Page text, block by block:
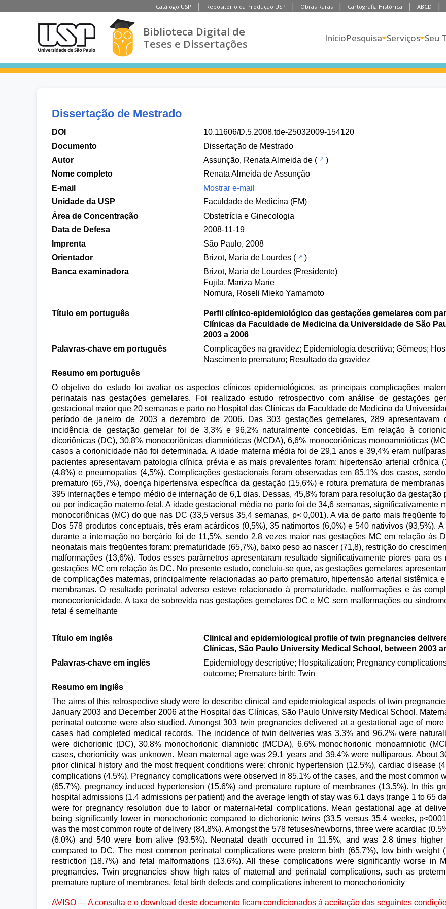
Catálogo USP Repositório da Produção USP Obras Raras Cartografia Histórica ABCD
Biblioteca Digital de
Teses e Dissertações
InícioPesquisa Serviços Seu
Dissertação de Mestrado
DOI
10.11606/D.5.2008.tde-25032009-154120
Documento
Dissertação de Mestrado
Autor
Assunção, Renata Almeida de (
)
Nome completo
Renata Almeida de Assunção
E-mail
Mostrar e-mail
Unidade da USP
Faculdade de Medicina (FM)
Área de Concentração
Obstetrícia e Ginecologia
Data de Defesa
2008-11-19
Imprenta
São Paulo, 2008
Orientador
Brizot, Maria de Lourdes (
)
Banca examinadora
Brizot, Maria de Lourdes (Presidente)
Fujita, Mariza Marie
Nomura, Roseli Mieko Yamamoto
Título em português
Perfil clínico-epidemiológico das gestações gemelares com
Clínicas da Faculdade de Medicina da Universidade de São
2003 a 2006
Palavras-chave em português
Complicações na gravidez; Epidemiologia descritiva; Gêmeos;
Nascimento prematuro; Resultado da gravidez
Resumo em português
O objetivo do estudo foi avaliar os aspectos clínicos epidemiológicos, as principais complicações
perinatais nas gestações gemelares. Foi realizado estudo retrospectivo com análise de gestações
gestacional maior que 20 semanas e parto no Hospital das Clínicas da Faculdade de Medicina da
período de janeiro de 2003 a dezembro de 2006. Das 303 gestações gemelares, 289 apresentavam
incidência de gestação gemelar foi de 3,3% e 96,2% naturalmente concebidas. Em relação à
dicoriônicas (DC), 30,8% monocoriônicas diamnióticas (MCDA), 6,6% monocoriônicas monoamnióticas
casos a corionicidade não foi determinada. A idade materna média foi de 29,1 anos e 39,4% eram
pacientes apresentavam patologia clínica prévia e as mais prevalentes foram: hipertensão arterial crônica
(4,8%) e pneumopatias (4,5%). Complicações gestacionais foram observadas em 85,1% dos casos,
prematuro (65,7%), doença hipertensiva específica da gestação (15,6%) e rotura prematura de
395 internações e tempo médio de internação de 6,1 dias. Dessas, 45,8% foram para resolução da gestação
ou por indicação materno-fetal. A idade gestacional média no parto foi de 34,6 semanas, significativamente
monocoriônicas (MC) do que nas DC (33,5 versus 35,4 semanas, p< 0,001). A via de parto mais freqüente
Dos 578 produtos conceptuais, três eram acárdicos (0,5%), 35 natimortos (6,0%) e 540 nativivos (93,5%).
durante a internação no berçário foi de 11,5%, sendo 2,8 vezes maior nas gestações MC em relação às
neonatais mais freqüentes foram: prematuridade (65,7%), baixo peso ao nascer (71,8), restrição do
malformações (13,6%). Todos esses parâmetros apresentaram resultado significativamente piores para os
gestações MC em relação às DC. No presente estudo, concluiu-se que, as gestações gemelares
de complicações maternas, principalmente relacionadas ao parto prematuro, hipertensão arterial sistêmica
membranas. O resultado perinatal adverso esteve relacionado à prematuridade, malformações e às
monocorionicidade. A taxa de sobrevida nas gestações gemelares DC e MC sem malformações ou
fetal é semelhante
Título em inglês
Clinical and epidemiological profile of twin pregnancies
Clínicas, São Paulo University Medical School, between 2003
Palavras-chave em inglês
Epidemiology descriptive; Hospitalization; Pregnancy
outcome; Premature birth; Twin
Resumo em inglês
The aims of this retrospective study were to describe clinical and epidemiological aspects of twin
January 2003 and December 2006 at the Hospital das Clínicas, São Paulo University Medical School.
perinatal outcome were also studied. Amongst 303 twin pregnancies delivered at a gestational age of
cases had completed medical records. The incidence of twin deliveries was 3.3% and 96.2% were
were dichorionic (DC), 30.8% monochorionic diamniotic (MCDA), 6.6% monochorionic monoamniotic
cases, chorionicity was unknown. Mean maternal age was 29.1 years and 39.4% were nulliparous. About
prior clinical history and the most frequent conditions were: chronic hypertension (12.5%), cardiac disease
complications (4.5%). Pregnancy complications were observed in 85.1% of the cases, and the most common
(65.7%), pregnancy induced hypertension (15.6%) and premature rupture of membranes (13.5%). In this
hospital admissions (1.4 admissions per patient) and the average length of stay was 6.1 days (range 1 to 65
were for pregnancy resolution due to labor or maternal-fetal complications. Mean gestational age at
being significantly lower in monochorionic compared to dichorionic twins (33.5 versus 35.4 weeks,
was the most common route of delivery (84.8%). Amongst the 578 fetuses/newborns, three were acardiac
(6.0%) and 540 were born alive (93.5%). Neonatal death occurred in 11.5%, and was 2.8 times
compared to DC. The most common perinatal complications were preterm birth (65.7%), low birth weight
restriction (18.7%) and fetal malformations (13.6%). All these complications were significantly worse in
pregnancies. Twin pregnancies show high rates of maternal and perinatal complications, such as
premature rupture of membranes, fetal birth defects and complications inherent to monochorionicity
AVISO — A consulta e o download deste documento ficam condicionados à aceitação das seguintes